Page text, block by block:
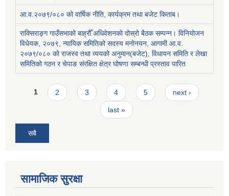
आ.व.२०७९/०८० को वार्षिक नीति, कार्यक्रम तथा बजेट किताब।
राक्सिराङ्ग गाउँसभाको बाह्रौँ अधिवेशनको दोस्रो बैठक सम्पन्न। विनियोजन
विधेयक, २०७९, न्यायिक समितिको सदस्य मनोनयन, आगामी आ.व.
२०७९/०८० को राजस्व तथा व्ययको अनुमान(बजेट), विधायन समिति र लेखा
समितिको गठन र चेपाङ संरक्षित क्षेत्र घोषणा सम्बन्धी प्रस्ताव पारित
Pages
1 2 3 4 5 next ›
last »
सबै
सामाजिक सुरक्षा